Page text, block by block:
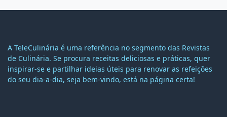
A TeleCulinária é uma referência no segmento das Revistas
de Culinária. Se procura receitas deliciosas e práticas, quer
inspirar-se e partilhar ideias úteis para renovar as refeições
do seu dia-a-dia, seja bem-vindo, está na página certa!